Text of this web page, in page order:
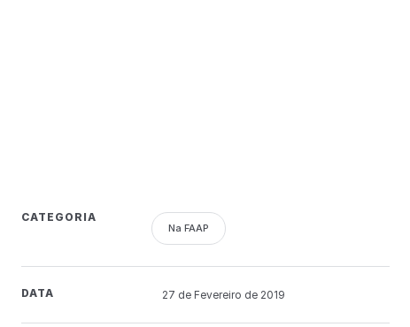
CATEGORIA
Na FAAP
DATA 27 de Fevereiro de 2019